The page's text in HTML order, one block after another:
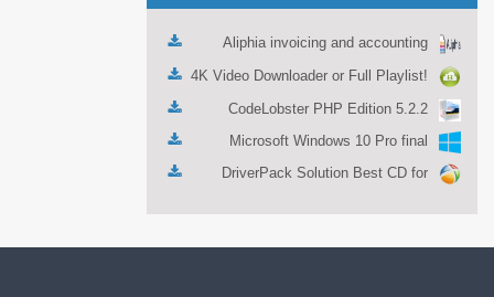
Aliphia invoicing and accounting
management 1.0.1
4K Video Downloader or Full Playlist!
3.4.5.1525
CodeLobster PHP Edition 5.2.2
Microsoft Windows 10 Pro final
DriverPack Solution Best CD for